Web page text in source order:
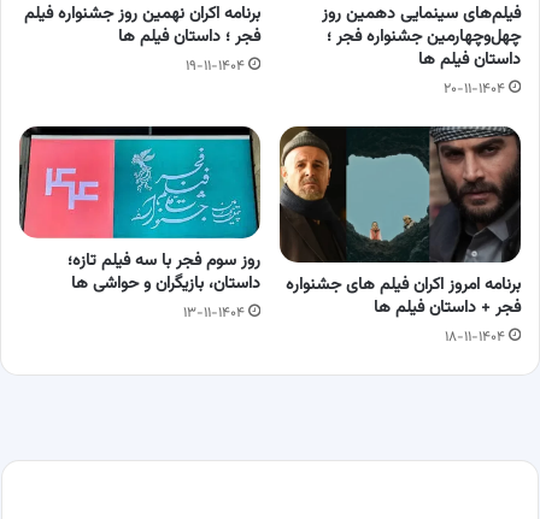
فیلم‌های سینمایی دهمین روز
چهل‌وچهارمین جشنواره فجر ؛
داستان فیلم ها
۲۰-۱۱-۱۴۰۴
برنامه اکران نهمین روز جشنواره فیلم
فجر ؛ داستان فیلم ها
۱۹-۱۱-۱۴۰۴
برنامه امروز اکران فیلم های جشنواره
فجر + داستان فیلم ها
۱۸-۱۱-۱۴۰۴
روز سوم فجر با سه فیلم تازه؛
داستان، بازیگران و حواشی ها
۱۳-۱۱-۱۴۰۴